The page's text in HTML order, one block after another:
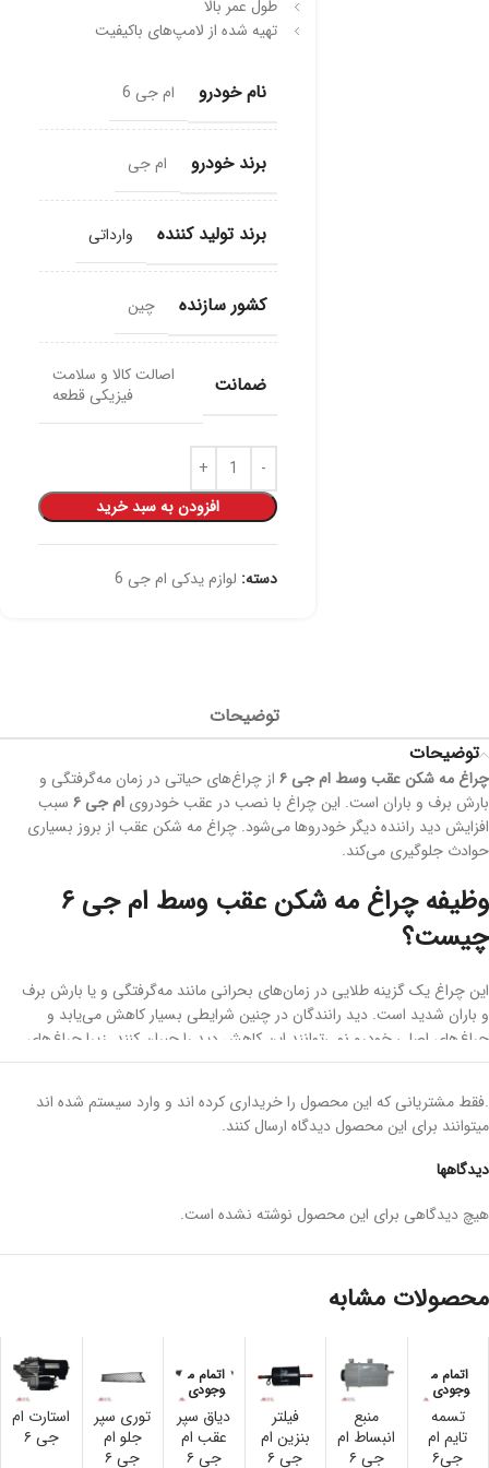
طول عمر بالا
تهیه شده از لامپ‌های با‌کیفیت
نام خودرو ام جی 6
برند خودرو ام جی
برند تولید کننده وارداتی
کشور سازنده چین
ضمانت
اصالت کالا و سلامت
فیزیکی قطعه
افزودن به سبد خرید
دسته: لوازم یدکی ام جی 6
توضیحات
توضیحات
چراغ مه شکن عقب وسط ام جی ۶
از چراغ‌های حیاتی در زمان مه‌گرفتگی و
بارش برف و باران است. این چراغ با نصب در عقب خودروی ام جی ۶
سبب
افزایش دید راننده دیگر خودرو‌ها می‌شود. چراغ مه شکن عقب از بروز بسیاری
حوادث جلوگیری می‌کند.
وظیفه چراغ مه شکن عقب وسط ام جی ۶
چیست؟
این چراغ یک گزینه طلایی در زمان‌های بحرانی مانند مه‌گرفتگی و یا بارش برف
و باران شدید است. دید رانندگان در چنین شرایطی بسیار کاهش می‌یابد و
چراغ‌های اصلی خودرو نمی‌توانند این کاهش دید را جبران کنند. زیرا چراغ‌های
اصلی به نسبت چراغ مه شکن توانایی عبور از ذرات معلق از هوا را ندارند، به
چراغ مه شکن عقببه دیگر رانندگان این امکان را می‌دهد تا از وجود خودرو‌های
روبه‌رو آگاه شوند و فاصله مناسب خود را حفظ کنند. دقت داشته باشید که از این
چراغ فقط باید در شرایط بحرانی استفاده کنید و در شرایط معمولی استفاده از آن
مجاز نیست.
ویژگی چراغ مه شکن عقب وسط با‌کیفیت
چراغ‌های خودرو با توجه به اینکه دائماً در معرض گرما و سرمای زیاد هستند باید
از متریال خوبی ساخته شوند تا بتوانند مقاومت لازم را داشته باشند. در ادامه به
برخی از ویژگی‌های یک
مقاومت بالا در برابر فشار و ضربه
عدم نفوذ‌ آب و مایعات
نوردهی مطلوب
دیدگاهها
هیچ دیدگاهی برای این محصول نوشته نشده است.
.فقط مشتریانی که این محصول را خریداری کرده اند و وارد سیستم شده اند
میتوانند برای این محصول دیدگاه ارسال کنند.
محصولات مشابه
اتمام م
وجودی
تسمه
تایم ام
جی۶
منبع
انبساط ام
جی ۶
فیلتر
بنزین ام
جی ۶
اتمام م
وجودی
دیاق سپر
عقب ام
جی ۶
توری سپر
جلو ام
جی ۶
استارت ام
جی ۶